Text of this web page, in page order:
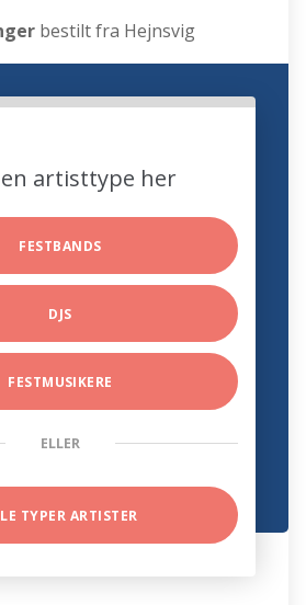
bestilt fra Hejnsvig
artisttype her
FESTBANDS
DJS
FESTMUSIKERE
ELLER
TYPER ARTISTER